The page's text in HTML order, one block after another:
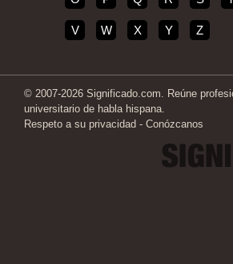
V W X Y Z
© 2007-2026 Significado.com. Reúne
universitario de habla hispana.
Respeto a su privacidad - Conózcanos